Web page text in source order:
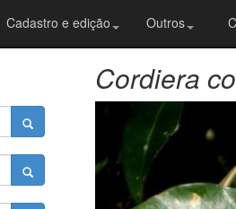
Cadastro e edição Outros
Cordiera